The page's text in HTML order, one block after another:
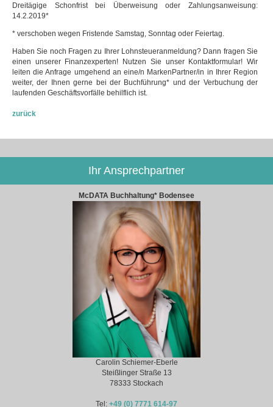
Dreitägige Schonfrist bei Überweisung oder Zahlungsanweisung:
14.2.2019*
* verschoben wegen Fristende Samstag, Sonntag oder Feiertag.
Haben Sie noch Fragen zu Ihrer Lohnsteueranmeldung? Dann fragen Sie
einen unserer Finanzexperten! Nutzen Sie unser Kontaktformular! Wir
leiten die Anfrage umgehend an eine/n MarkenPartner/in in Ihrer Region
weiter, der Ihnen gerne bei der Buchführung* und der Verbuchung der
laufenden Geschäftsvorfälle behilflich ist.
zurück
Ihr Ansprechpartner
McDATA Buchhaltung* Bodensee
Carolin Schiemer-Eberle
Steißlinger Straße 13
78333 Stockach
Tel: +49 (0) 7771 614-97